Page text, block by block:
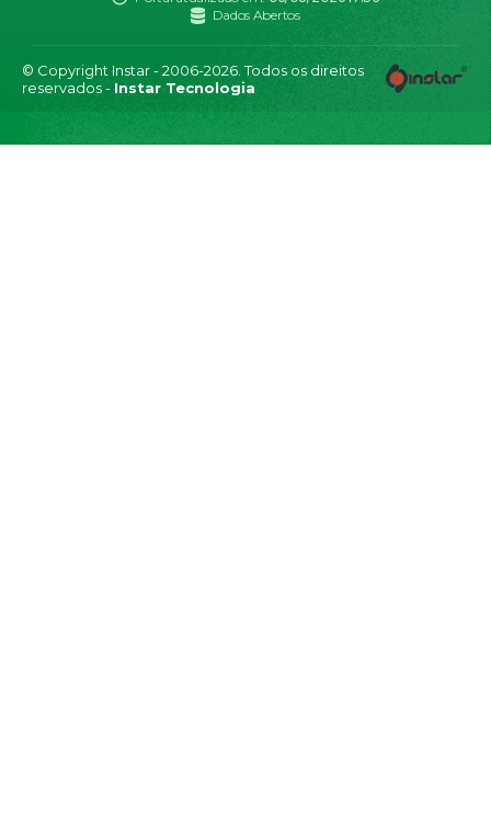
Dados Abertos
© Copyright Instar - 2006-2026. Todos os direitos
reservados - Instar Tecnologia